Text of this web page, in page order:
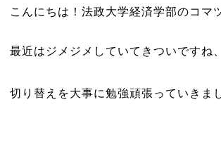
こんにちは！法政大学経済学部のコマ
最近はジメジメしていてきついですね
切り替えを大事に勉強頑張っていきま